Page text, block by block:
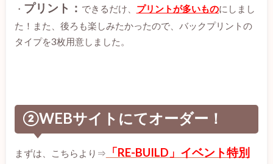
・ プリント： できるだけ、 プリントが多いものにしまし
た！また、後ろも楽しみたかったので、バックプリントの
タイプを3枚用意しました。
②WEBサイトにてオーダー！
まずは、こちらより⇒
「RE-BUILD」イベント特別